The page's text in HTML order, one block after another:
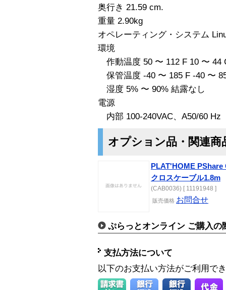
奥行き 21.59 cm.
重量 2.90kg
オペレーティング・システム
環境
作動温度 50 〜 112 F 10 〜 44
保管温度 -40 〜 185 F -40 〜
湿度 5% 〜 90% 結露なし
電源
内部 100-240VAC、A50/60 Hz
オプション品・関連商
PLAT'HOME PShare
クロスケーブル1.8m
(CAB0036) [ 11191948 ]
販売価格 お問合せ
ぷらっとオンライン ご購入の
支払方法について
以下のお支払い方法がご利用で